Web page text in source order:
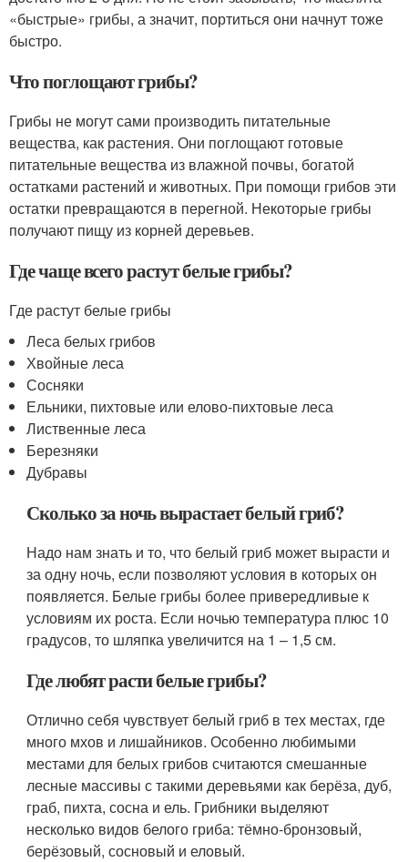
«быстрые» грибы, а значит, портиться они начнут тоже
быстро.
Что поглощают грибы?
Грибы не могут сами производить питательные
вещества, как растения. Они поглощают готовые
питательные вещества из влажной почвы, богатой
остатками растений и животных. При помощи грибов эти
остатки превращаются в перегной. Некоторые грибы
получают пищу из корней деревьев.
Где чаще всего растут белые грибы?
Где растут белые грибы
Леса белых грибов
Хвойные леса
Сосняки
Ельники, пихтовые или елово-пихтовые леса
Лиственные леса
Березняки
Дубравы
Сколько за ночь вырастает белый гриб?
Надо нам знать и то, что белый гриб может вырасти и
за одну ночь, если позволяют условия в которых он
появляется. Белые грибы более привередливые к
условиям их роста. Если ночью температура плюс 10
градусов, то шляпка увеличится на 1 – 1,5 см.
Где любят расти белые грибы?
Отлично себя чувствует белый гриб в тех местах, где
много мхов и лишайников. Особенно любимыми
местами для белых грибов считаются смешанные
лесные массивы с такими деревьями как берёза, дуб,
граб, пихта, сосна и ель. Грибники выделяют
несколько видов белого гриба: тёмно-бронзовый,
берёзовый, сосновый и еловый.